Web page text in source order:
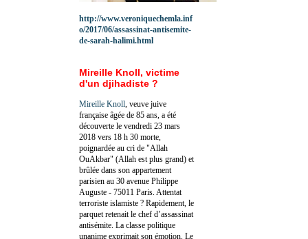
http://www.veroniquechemla.inf
o/2017/06/assassinat-antisemite-
de-sarah-halimi.html
Mireille Knoll, victime
d'un djihadiste ?
Mireille Knoll , veuve juive
française âgée de 85 ans, a été
découverte le vendredi 23 mars
2018 vers 18 h 30 morte,
poignardée au cri de "Allah
OuAkbar" (Allah est plus grand) et
brûlée dans son appartement
parisien au 30 avenue Philippe
Auguste - 75011 Paris. Attentat
terroriste islamiste ? Rapidement, le
parquet retenait le chef d’assassinat
antisémite. La classe politique
unanime exprimait son émotion. Le